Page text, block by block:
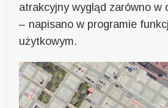
atrakcyjny wygląd zarówno w
– napisano w programie
użytkowym.